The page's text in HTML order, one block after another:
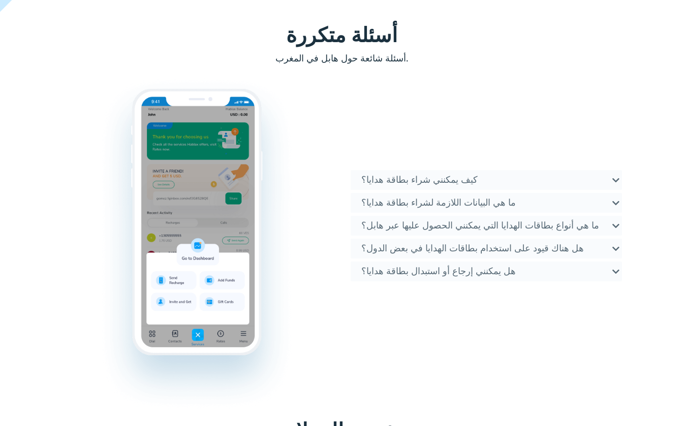
أسئلة متكررة
أسئلة شائعة حول هابل في المغرب.
كيف يمكنني شراء بطاقة هدايا؟
ما هي البيانات اللازمة لشراء بطاقة هدايا؟
ما هي أنواع بطاقات الهدايا التي يمكنني الحصول عليها عبر هابل؟
هل هناك قيود على استخدام بطاقات الهدايا في بعض الدول؟
هل يمكنني إرجاع أو استبدال بطاقة هدايا؟